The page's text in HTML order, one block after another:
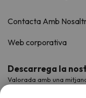
Contacta Amb
Web corporativa
Descarrega la
Valorada amb una